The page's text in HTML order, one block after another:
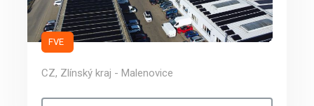
FVE
CZ, Zlínský kraj - Malenovice